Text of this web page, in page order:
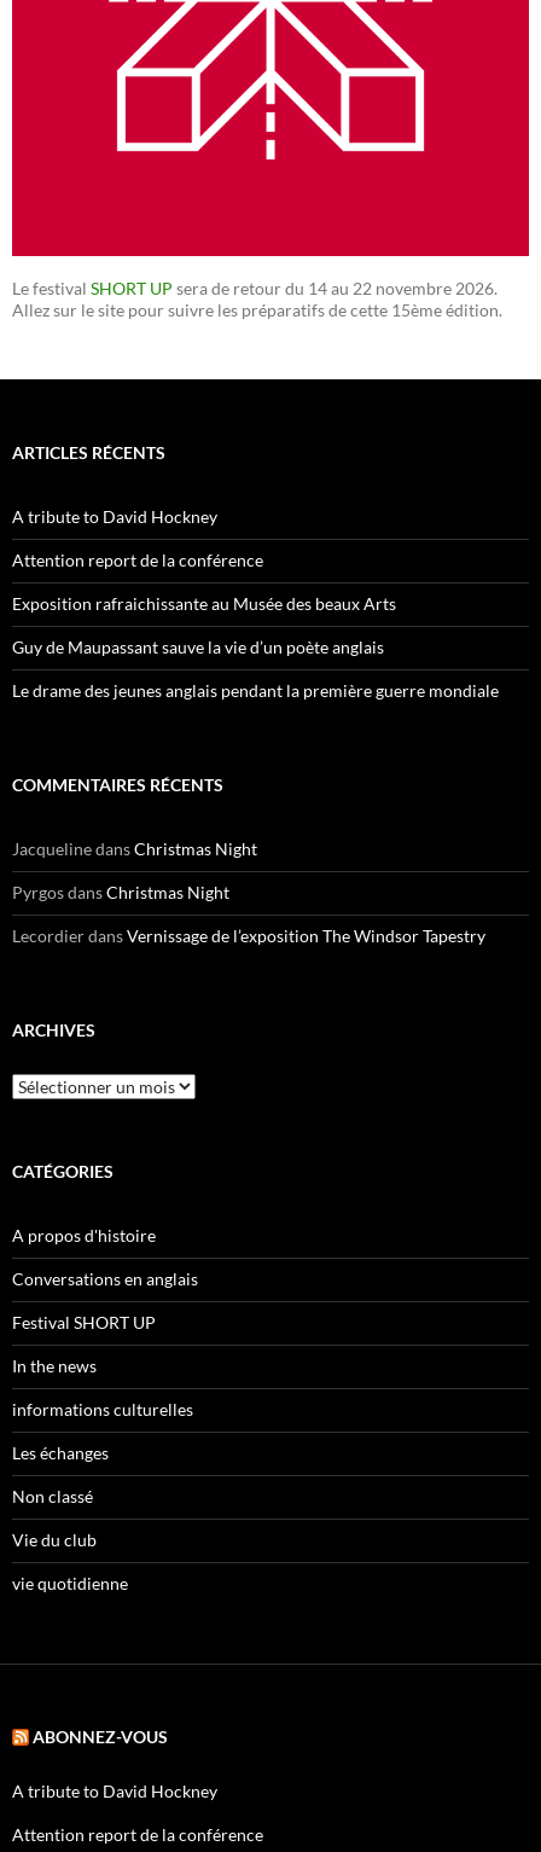
Le festival SHORT UP sera de retour du 14 au 22 novembre 2026.
Allez sur le site pour suivre les préparatifs de cette 15ème édition.
ARTICLES RÉCENTS
A tribute to David Hockney
Attention report de la conférence
Exposition rafraichissante au Musée des beaux Arts
Guy de Maupassant sauve la vie d’un poète anglais
Le drame des jeunes anglais pendant la première guerre mondiale
COMMENTAIRES RÉCENTS
JacquelinedansChristmas Night
PyrgosdansChristmas Night
LecordierdansVernissage de l’exposition The Windsor Tapestry
ARCHIVES
Archives
CATÉGORIES
A propos d'histoire
Conversations en anglais
Festival SHORT UP
In the news
informations culturelles
Les échanges
Non classé
Vie du club
vie quotidienne
ABONNEZ-VOUS
A tribute to David Hockney
Attention report de la conférence